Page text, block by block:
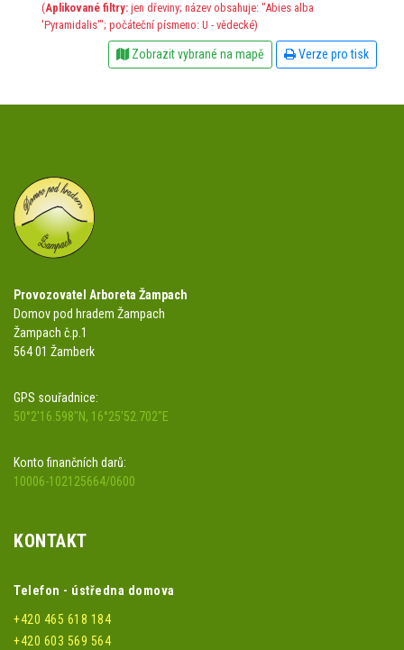
(Aplikované filtry: jen dřeviny; název obsahuje: "Abies alba
'Pyramidalis'"; počáteční písmeno: U - vědecké)
Zobrazit vybrané na mapě Verze pro tisk
Provozovatel Arboreta Žampach
Domov pod hradem Žampach
Žampach č.p.1
564 01 Žamberk
GPS souřadnice:
50°2'16.598"N, 16°25'52.702"E
Konto finančních darů:
10006-102125664/0600
KONTAKT
Telefon - ústředna domova
+420 465 618 184
+420 603 569 564